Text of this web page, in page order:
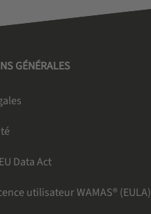
GÉNÉRALES
Data Act
utilisateur WAMAS® (EULA)